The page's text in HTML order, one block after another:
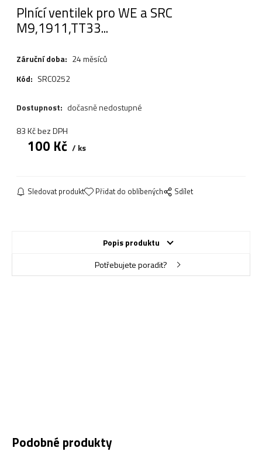
Plnící ventilek pro WE a SRC
M9,1911,TT33...
Záruční doba: 24 měsíců
Kód: SRC0252
Dostupnost: dočasně nedostupné
83Kčbez DPH
100 Kč ks
Sledovat produkt Přidat do oblíbených Sdílet
Popis produktu
Potřebujete poradit?
Podobné produkty